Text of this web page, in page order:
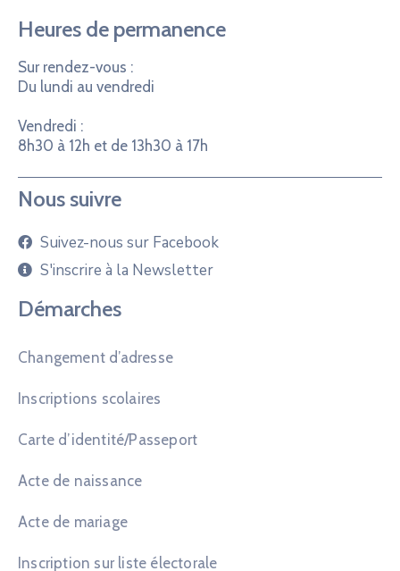
Heures de permanence
Sur rendez-vous :
Du lundi au vendredi
Vendredi :
8h30 à 12h et de 13h30 à 17h
Nous suivre
Suivez-nous sur Facebook
S'inscrire à la Newsletter
Démarches
Changement d’adresse
Inscriptions scolaires
Carte d’identité/Passeport
Acte de naissance
Acte de mariage
Inscription sur liste électorale